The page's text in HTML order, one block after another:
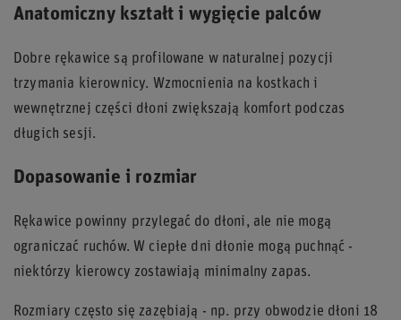
Anatomiczny kształt i wygięcie palców
Dobre rękawice są profilowane w naturalnej pozycji
trzymania kierownicy. Wzmocnienia na kostkach i
wewnętrznej części dłoni zwiększają komfort podczas
długich sesji.
Dopasowanie i rozmiar
Rękawice powinny przylegać do dłoni, ale nie mogą
ograniczać ruchów. W ciepłe dni dłonie mogą puchnąć -
niektórzy kierowcy zostawiają minimalny zapas.
Rozmiary często się zazębiają - np. przy obwodzie dłoni 18